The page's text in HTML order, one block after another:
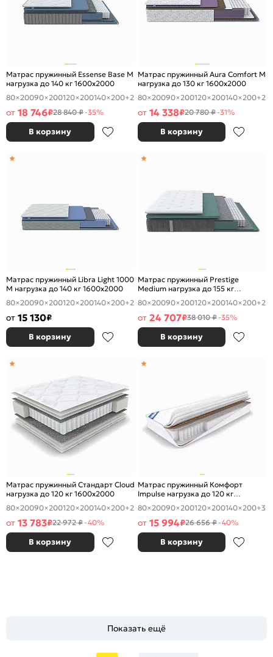
Матрас пружинный Essense Base M
нагрузка до 140 кг 1600x2000
80×20090×200120×200140×200+2
от 18 746₽28 840 ₽-35%
В корзину
Матрас пружинный Aura Comfort M
нагрузка до 130 кг 1600x2000
80×20090×200120×200140×200+2
от 14 338₽20 780 ₽-31%
В корзину
Матрас пружинный Libra Light 1000
M нагрузка до 140 кг 1600x2000
80×20090×200120×200140×200+2
от 15 130₽
В корзину
Матрас пружинный Prestige
Medium нагрузка до 155 кг
1600x2000
80×20090×200120×200140×200+2
от 24 707₽38 010 ₽-35%
В корзину
Матрас пружинный Стандарт Cloud
нагрузка до 120 кг 1600x2000
80×20090×200120×200140×200+2
от 13 783₽22 972 ₽-40%
В корзину
Матрас пружинный Комфорт
Impulse нагрузка до 120 кг
1600x2000
80×20090×200120×200140×200+3
от 15 994₽26 656 ₽-40%
В корзину
Показать ещё